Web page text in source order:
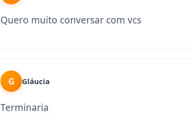
Quero muito conversar com vcs
G Gláucia
Terminaria